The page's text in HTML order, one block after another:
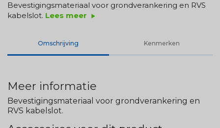
Bevestigingsmateriaal voor grondverankering en RVS
kabelslot. Lees meer play_arrow
Omschrijving Kenmerken
Meer informatie
Bevestigingsmateriaal voor grondverankering en
RVS kabelslot.